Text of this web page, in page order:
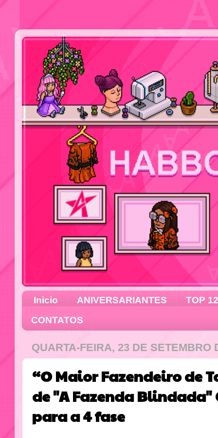
Inicio ANIVERSARIANTES
TOP 12
CONTATOS
QUARTA-FEIRA, 23 DE SETEMBRO
“O Maior Fazendeiro de
de "A Fazenda Blindada"
para a 4 fase